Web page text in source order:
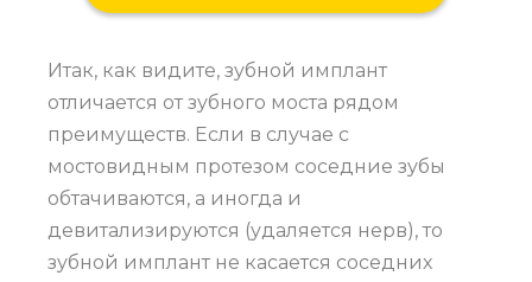
Итак, как видите, зубной имплант
отличается от зубного моста рядом
преимуществ. Если в случае с
мостовидным протезом соседние зубы
обтачиваются, а иногда и
девитализируются (удаляется нерв), то
зубной имплант не касается соседних